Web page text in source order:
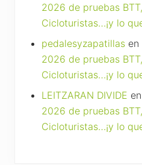
2026 de pruebas
Cicloturistas…¡y lo
pedalesyzapatillas en
2026 de pruebas
Cicloturistas…¡y lo
LEITZARAN DIVIDE en
2026 de pruebas
Cicloturistas…¡y lo